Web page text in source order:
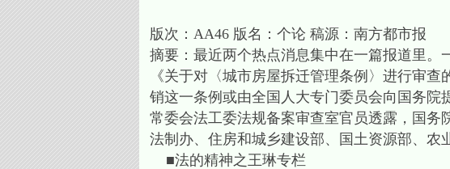
版次：AA46 版名：个论 稿源：南方都市报
摘要：最近两个热点消息集中在一篇报道里
《关于对〈城市房屋拆迁管理条例〉进行审
销这一条例或由全国人大专门委员会向国务
常委会法工委法规备案审查室官员透露，国
法制办、住房和城乡建设部、国土资源部、农
■法的精神之王琳专栏